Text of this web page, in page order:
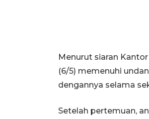
Menurut siaran
(6/5) memenuhi
dengannya selama
Setelah pertemuan,